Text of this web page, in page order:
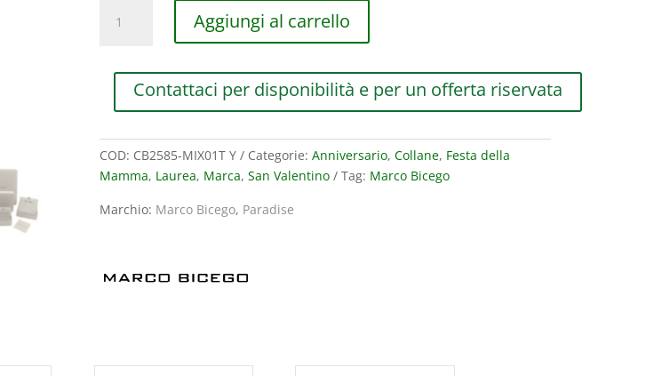
LUNGA
PARADISE
ORO
GIALLO
TOPAZI
GEMME
Aggiungi al carrello
Contattaci per disponibilità e per un offerta riservata
COD: CB2585-MIX01T Y Categorie: Anniversario, Collane, Festa della
Mamma, Laurea, Marca, San Valentino Tag: Marco Bicego
Marchio: Marco Bicego, Paradise